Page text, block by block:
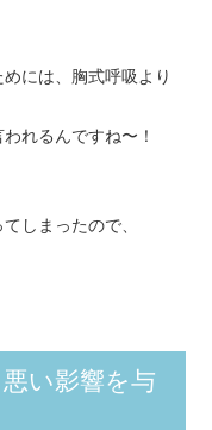
には、胸式呼吸より
れるんですね〜！
しまったので、
い影響を与